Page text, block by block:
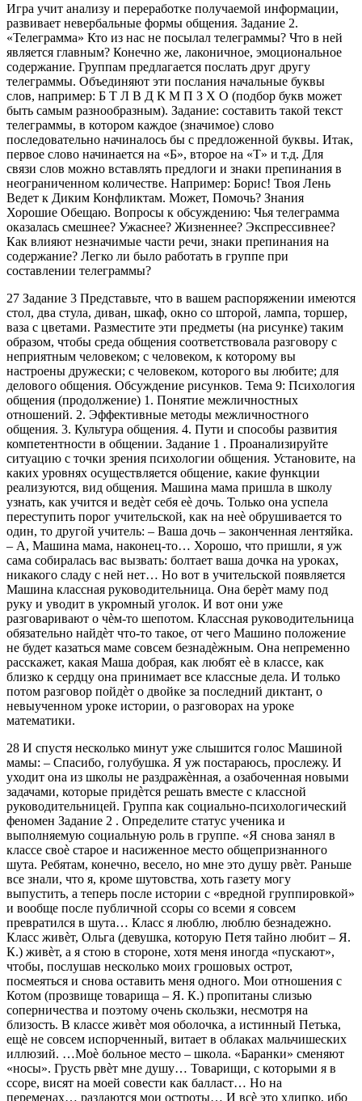
Игра учит анализу и переработке получаемой информации,
развивает невербальные формы общения. Задание 2.
«Телеграмма» Кто из нас не посылал телеграммы? Что в ней
является главным? Конечно же, лаконичное, эмоциональное
содержание. Группам предлагается послать друг другу
телеграммы. Объединяют эти послания начальные буквы
слов, например: Б Т Л В Д К М П З Х О (подбор букв может
быть самым разнообразным). Задание: составить такой текст
телеграммы, в котором каждое (значимое) слово
последовательно начиналось бы с предложенной буквы. Итак,
первое слово начинается на «Б», второе на «Т» и т.д. Для
связи слов можно вставлять предлоги и знаки препинания в
неограниченном количестве. Например: Борис! Твоя Лень
Ведет к Диким Конфликтам. Может, Помочь? Знания
Хорошие Обещаю. Вопросы к обсуждению: Чья телеграмма
оказалась смешнее? Ужаснее? Жизненнее? Экспрессивнее?
Как влияют незначимые части речи, знаки препинания на
содержание? Легко ли было работать в группе при
составлении телеграммы?
27 Задание 3 Представьте, что в вашем распоряжении имеются
стол, два стула, диван, шкаф, окно со шторой, лампа, торшер,
ваза с цветами. Разместите эти предметы (на рисунке) таким
образом, чтобы среда общения соответствовала разговору с
неприятным человеком; с человеком, к которому вы
настроены дружески; с человеком, которого вы любите; для
делового общения. Обсуждение рисунков. Тема 9: Психология
общения (продолжение) 1. Понятие межличностных
отношений. 2. Эффективные методы межличностного
общения. 3. Культура общения. 4. Пути и способы развития
компетентности в общении. Задание 1 . Проанализируйте
ситуацию с точки зрения психологии общения. Установите, на
каких уровнях осуществляется общение, какие функции
реализуются, вид общения. Машина мама пришла в школу
узнать, как учится и ведѐт себя еѐ дочь. Только она успела
переступить порог учительской, как на неѐ обрушивается то
один, то другой учитель: – Ваша дочь – законченная лентяйка.
– А, Машина мама, наконец-то… Хорошо, что пришли, я уж
сама собиралась вас вызвать: болтает ваша дочка на уроках,
никакого сладу с ней нет… Но вот в учительской появляется
Машина классная руководительница. Она берѐт маму под
руку и уводит в укромный уголок. И вот они уже
разговаривают о чѐм-то шепотом. Классная руководительница
обязательно найдѐт что-то такое, от чего Машино положение
не будет казаться маме совсем безнадѐжным. Она непременно
расскажет, какая Маша добрая, как любят еѐ в классе, как
близко к сердцу она принимает все классные дела. И только
потом разговор пойдѐт о двойке за последний диктант, о
невыученном уроке истории, о разговорах на уроке
математики.
28 И спустя несколько минут уже слышится голос Машиной
мамы: – Спасибо, голубушка. Я уж постараюсь, прослежу. И
уходит она из школы не раздражѐнная, а озабоченная новыми
задачами, которые придѐтся решать вместе с классной
руководительницей. Группа как социально-психологический
феномен Задание 2 . Определите статус ученика и
выполняемую социальную роль в группе. «Я снова занял в
классе своѐ старое и насиженное место общепризнанного
шута. Ребятам, конечно, весело, но мне это душу рвѐт. Раньше
все знали, что я, кроме шутовства, хоть газету могу
выпустить, а теперь после истории с «вредной группировкой»
и вообще после публичной ссоры со всеми я совсем
превратился в шута… Класс я люблю, люблю безнадежно.
Класс живѐт, Ольга (девушка, которую Петя тайно любит – Я.
К.) живѐт, а я стою в стороне, хотя меня иногда «пускают»,
чтобы, послушав несколько моих грошовых острот,
посмеяться и снова оставить меня одного. Мои отношения с
Котом (прозвище товарища – Я. К.) пропитаны слизью
соперничества и поэтому очень скользки, несмотря на
близость. В классе живѐт моя оболочка, а истинный Петька,
ещѐ не совсем испорченный, витает в облаках мальчишеских
иллюзий. …Моѐ больное место – школа. «Баранки» сменяют
«носы». Грусть рвѐт мне душу… Товарищи, с которыми я в
ссоре, висят на моей совести как балласт… Но на
переменах… раздаются мои остроты… И всѐ это хлипко, ибо